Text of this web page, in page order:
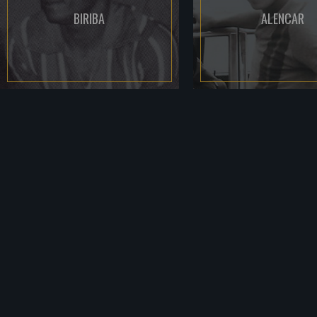
BIRIBA ALENCAR